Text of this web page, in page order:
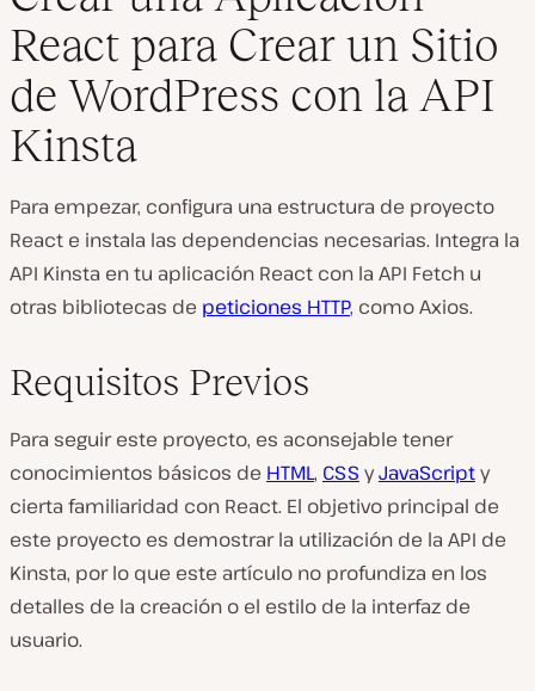
React para Crear un Sitio
de WordPress con la API
Kinsta
Para empezar, configura una estructura de proyecto
React e instala las dependencias necesarias. Integra la
API Kinsta en tu aplicación React con la API Fetch u
otras bibliotecas de peticiones HTTP, como Axios.
Requisitos Previos
Para seguir este proyecto, es aconsejable tener
conocimientos básicos de HTML, CSS yJavaScripty
cierta familiaridad con React. El objetivo principal de
este proyecto es demostrar la utilización de la API de
Kinsta, por lo que este artículo no profundiza en los
detalles de la creación o el estilo de la interfaz de
usuario.